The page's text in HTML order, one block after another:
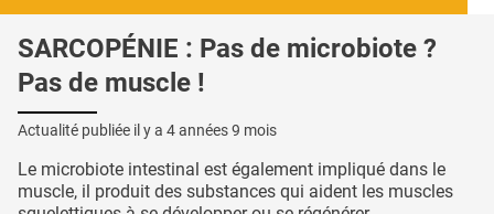
SARCOPÉNIE : Pas de microbiote ?
Pas de muscle !
Actualité publiée il y a 4 années 9 mois
Le microbiote intestinal est également impliqué dans le
muscle, il produit des substances qui aident les muscles